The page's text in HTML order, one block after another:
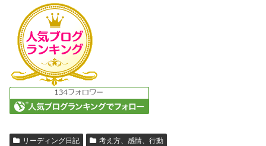
リーディング日記 考え方、感情、行動